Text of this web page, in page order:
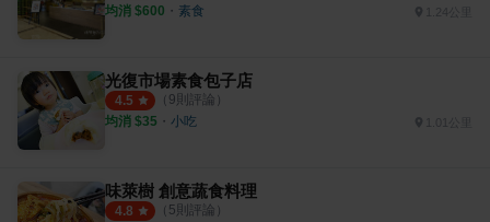
均消 $600 ・ 素食 1.24公里
光復市場素食包子店
4.5 （ 9則評論）
均消 $35 ・ 小吃
味萊樹 創意蔬食料理
4.8 （ 5則評論）